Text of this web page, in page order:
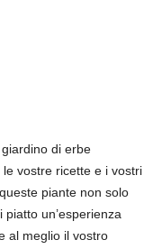
di erbe
vostre ricette e i vostri
piante non solo
un’esperienza
al meglio il vostro